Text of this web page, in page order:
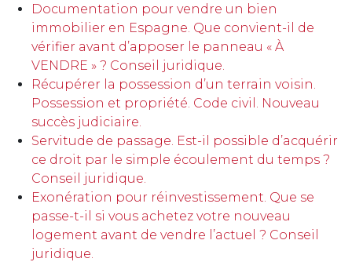
Documentation pour vendre un bien
immobilier en Espagne. Que convient-il de
vérifier avant d’apposer le panneau « À
VENDRE » ? Conseil juridique.
Récupérer la possession d’un terrain voisin.
Possession et propriété. Code civil. Nouveau
succès judiciaire.
Servitude de passage. Est-il possible d’acquérir
ce droit par le simple écoulement du temps ?
Conseil juridique.
Exonération pour réinvestissement. Que se
passe-t-il si vous achetez votre nouveau
logement avant de vendre l’actuel ? Conseil
juridique.